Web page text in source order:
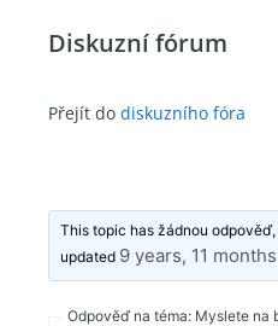
Diskuzní fórum
Přejít do diskuzního fóra
This topic has žádnou
updated 9 years, 11 months
Odpověď na téma: Myslete na